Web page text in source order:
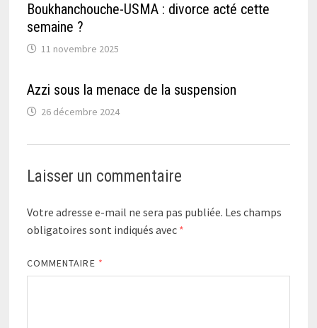
Boukhanchouche-USMA : divorce acté cette
semaine ?
11 novembre 2025
Azzi sous la menace de la suspension
26 décembre 2024
Laisser un commentaire
Votre adresse e-mail ne sera pas publiée. Les champs
obligatoires sont indiqués avec *
COMMENTAIRE *